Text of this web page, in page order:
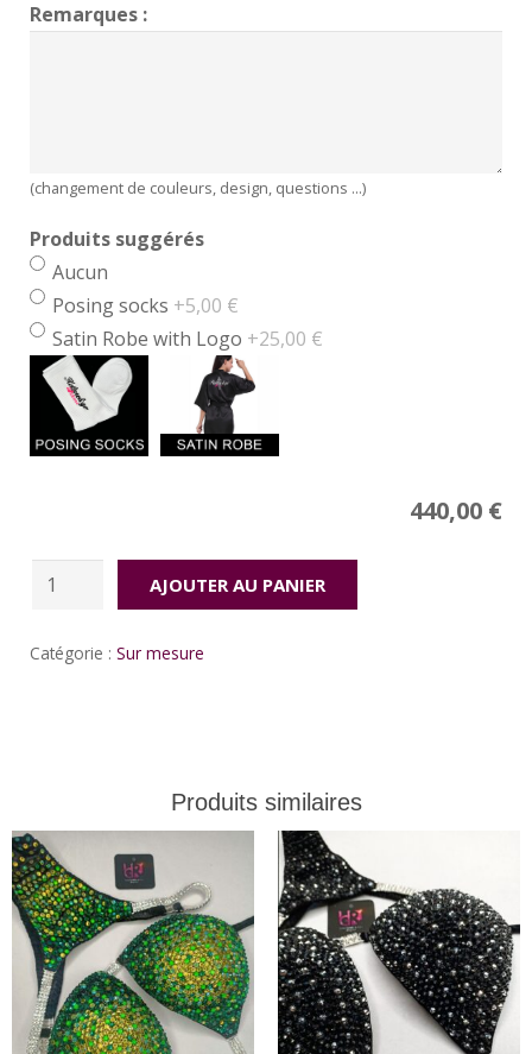
Remarques :
(changement de couleurs, design, questions ...)
Produits suggérés
Aucun
Posing socks +5,00 €
Satin Robe with Logo +25,00 €
440,00 €
quantité
Illusion
AJOUTER AU PANIER
Catégorie : Sur mesure
Produits similaires